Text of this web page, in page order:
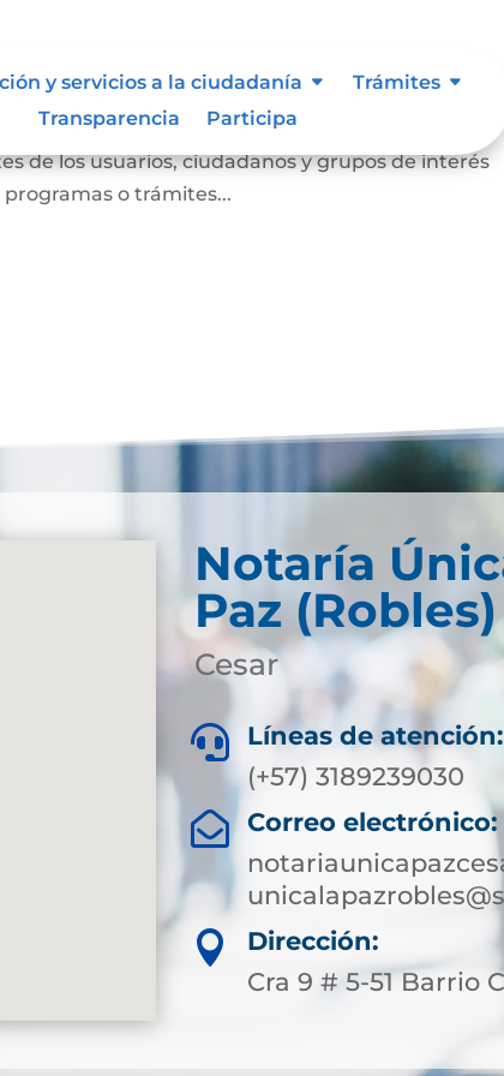
y servicios a la ciudadanía
Trámites
Transparencia
Participa
participación que busca conocer las opiniones,
de los usuarios, ciudadanos y grupos de interés
o trámites...
Notaría
Paz (Robles)
Cesar

Líneas de atención:
(+57) 3189239030

Correo electrónico:

Dirección:
Cra 9 # 5-51 Barrio